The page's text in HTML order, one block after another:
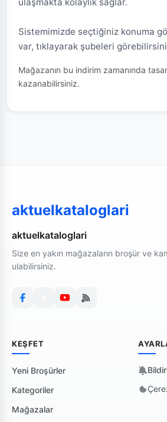
Sistemimizde seçtiğiniz konuma
var, tıklayarak şubeleri
Mağazanın bu indirim zamanında
kazanabilirsiniz.
aktuelkataloglari
aktuelkataloglari
Size en yakın mağazaların broşür ve
ulabilirsiniz.
KEŞFET
Yeni Broşürler
Kategoriler
Mağazalar